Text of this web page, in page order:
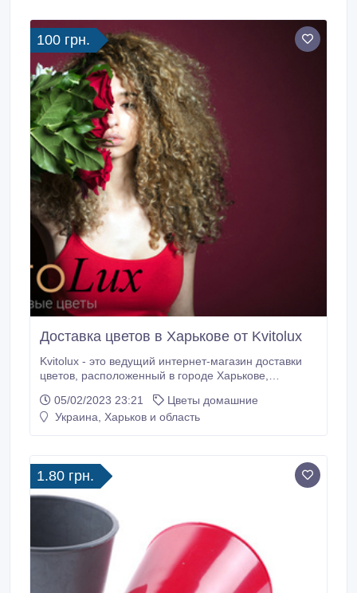
100 грн.
Доставка цветов в Харькове от Kvitolux
Kvitolux - это ведущий интернет-магазин доставки
цветов, расположенный в городе Харькове,
свежих, собранных вручную цветов из местных
садов. Магазин предлагает широкий ассортимент
случая, от дня рождения и юбилея до свадьбы.
05/02/2023 23:21
Цветы домашние
Украина, Харьков и область
1.80 грн.